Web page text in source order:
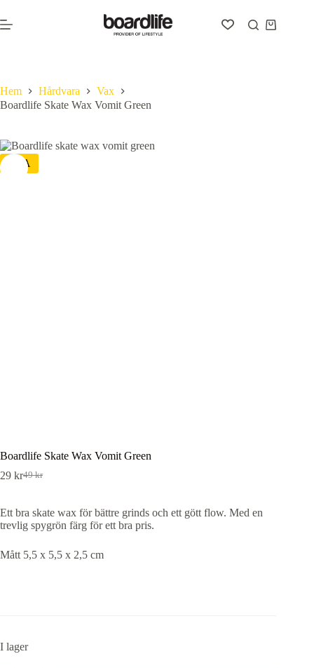
till
innehåll
Varukorg
Hem Hårdvara
Vax
Boardlife Skate Wax Vomit Green
REA
Boardlife Skate Wax Vomit Green
49kr
Det
var:
49 kr.
29 krDet
är:
29 kr.
Ett bra skate wax för bättre grinds och ett gött flow. Med en
trevlig spygrön färg för ett bra pris.
Mått 5,5 x 5,5 x 2,5 cm
I lager